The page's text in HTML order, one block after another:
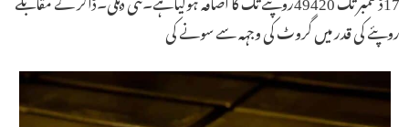
روپئے کی قدر میں گروٹ کی وجہہ سے سونے کی